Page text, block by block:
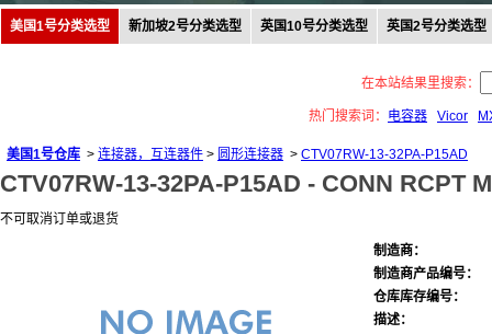
美国1号分类选型 新加坡2号分类选型 英国10号分类选型 英国2号分类选型
在本站结果里搜索：
热门搜索词： 电容器 Vicor
美国1号仓库 > 连接器，互连器件 > 圆形连接器 > CTV07RW-13-32PA-P15AD
CTV07RW-13-32PA-P15AD - CONN RCPT
不可取消订单或退货
制造商：
制造商产品编号：
仓库库存编号：
描述：